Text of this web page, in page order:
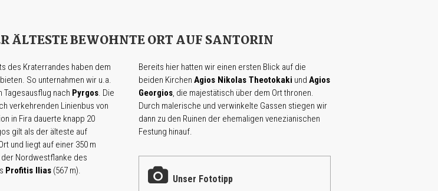
ÄLTESTE BEWOHNTE ORT AUF SANTORIN
des Kraterrandes haben dem
So unternahmen wir u.a.
Tagesausflug nach Pyrgos. Die
verkehrenden Linienbus von
in Fira dauerte knapp 20
gilt als der älteste auf
und liegt auf einer 350 m
Nordwestflanke des
Profitis Ilias (567 m).
Bereits hier hatten wir einen ersten Blick auf die
beiden KirchenAgios Nikolas Theotokaki undAgios
Georgios, die majestätisch über dem Ort thronen.
Durch malerische und verwinkelte Gassen stiegen wir
dann zu den Ruinen der ehemaligen venezianischen
Festung hinauf.
Unser Fototipp